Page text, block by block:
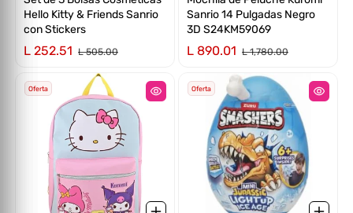
Hello Kitty & Friends Sanrio
con Stickers
L 252.51 L 505.00
Sanrio 14 Pulgadas Negro
3D S24KM59069
L 890.01 L 1,780.00
Oferta
Ú
L
T
I
P
O
R
T
U
N
I
D
Oferta